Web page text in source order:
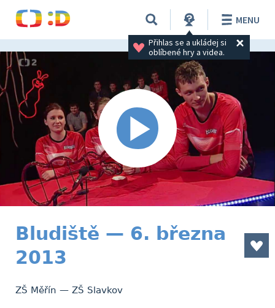
Přihlas se a ukládej si
oblíbené hry a videa.
MENU
Bludiště — 6. března
2013
ZŠ Měřín — ZŠ Slavkov